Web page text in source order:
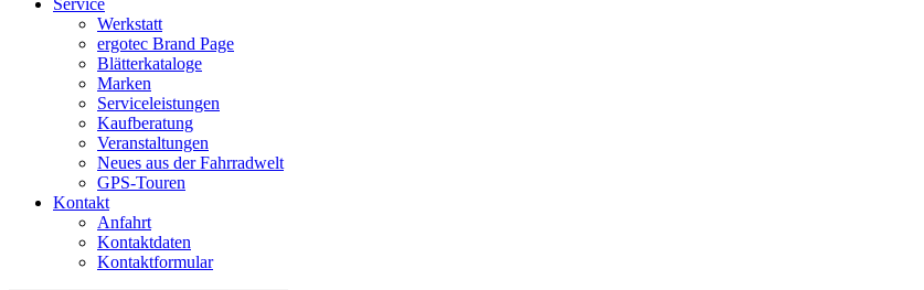
Service
Werkstatt
ergotec Brand Page
Blätterkataloge
Marken
Serviceleistungen
Kaufberatung
Veranstaltungen
Neues aus der Fahrradwelt
GPS-Touren
Kontakt
Anfahrt
Kontaktdaten
Kontaktformular